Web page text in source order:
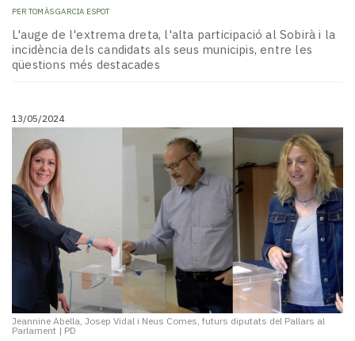
PER TOMÀS GARCIA ESPOT
L'auge de l'extrema dreta, l'alta participació al Sobirà i la
incidència dels candidats als seus municipis, entre les
qüestions més destacades
13/05/2024
Jeannine Abella, Josep Vidal i Neus Comes, futurs diputats del Pallars al
Parlament | PD